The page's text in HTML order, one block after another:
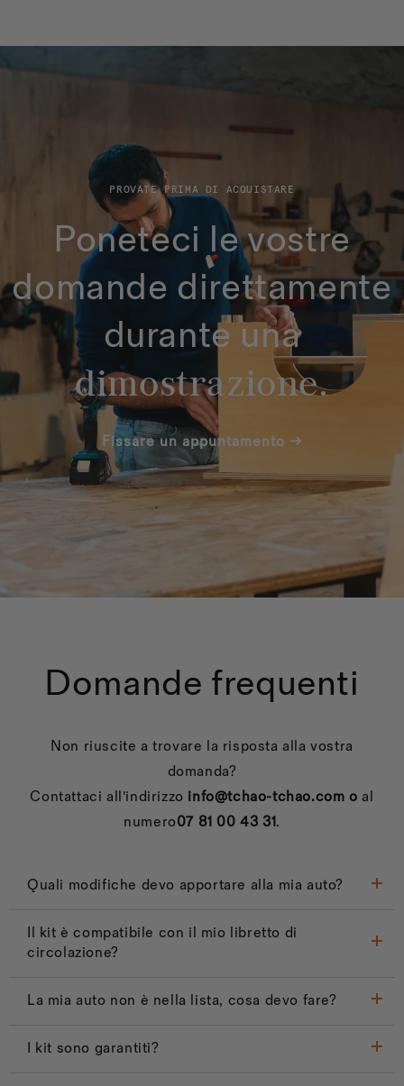
PROVATE PRIMA DI ACQUISTARE
Poneteci le vostre
domande direttamente
durante una
dimostrazione.
Fissare un appuntamento →
Domande frequenti
Non riuscite a trovare la risposta alla vostra
domanda?
Contattaci all'indirizzo info@tchao-tchao.com oal
numero07 81 00 43 31.
Quali modifiche devo apportare alla mia auto?
Il kit è compatibile con il mio libretto di
circolazione?
La mia auto non è nella lista, cosa devo fare?
I kit sono garantiti?